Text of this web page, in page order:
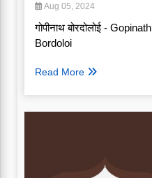
Aug 05, 2024
गोपीनाथ बोरदोलोई - Gopinath
Bordoloi
Read More